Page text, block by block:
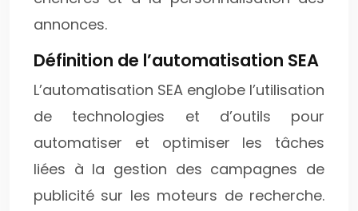
annonces.
Définition de l’automatisation SEA
L’automatisation SEA englobe l’utilisation
de technologies et d’outils pour
automatiser et optimiser les tâches
liées à la gestion des campagnes de
publicité sur les moteurs de recherche.